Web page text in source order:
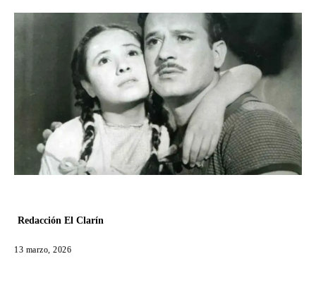
Redacción El Clarín
13 marzo, 2026